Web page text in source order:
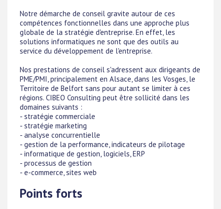
Notre démarche de conseil gravite autour de ces
compétences fonctionnelles dans une approche plus
globale de la stratégie d'entreprise. En effet, les
solutions informatiques ne sont que des outils au
service du développement de l'entreprise.
Nos prestations de conseil s'adressent aux dirigeants de
PME/PMI, principalement en Alsace, dans les Vosges, le
Territoire de Belfort sans pour autant se limiter à ces
régions. CIBEO Consulting peut être sollicité dans les
domaines suivants :
- stratégie commerciale
- stratégie marketing
- analyse concurrentielle
- gestion de la performance, indicateurs de pilotage
- informatique de gestion, logiciels, ERP
- processus de gestion
- e-commerce, sites web
Points forts